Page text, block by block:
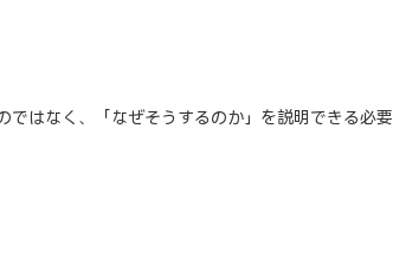
はなく、「なぜそうするのか」を説明できる必要